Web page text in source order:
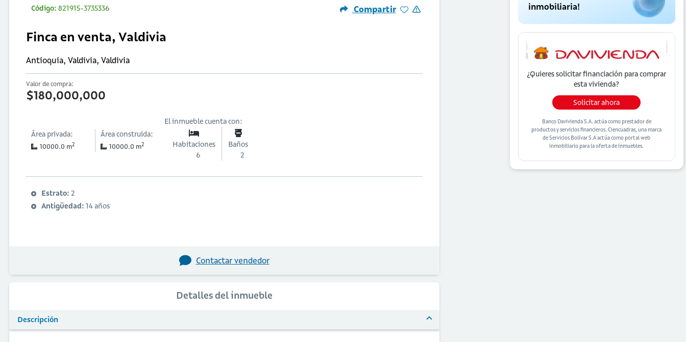
inmobiliaria!
¿Quieres solicitar financiación paracomprar
esta vivienda?
Solicitar ahora
Banco Davivienda S.A. actúa como prestador de
productos y servicios financieros. Ciencuadras, una marca
de Servicios Bolívar S.A actúa como portal web
inmobiliario para la oferta de inmuebles.
Código: 821915-3735336 Compartir
Finca en venta, Valdivia
Antioquia, Valdivia, Valdivia
Valor de compra:
$180,000,000
Área privada:
10000.0 m2
Área construida:
10000.0 m2
El inmueble cuenta con:
Habitaciones
6
Baños
2
Estrato: 2
Antigüedad: 14 años
Contactar vendedor
Detalles del inmueble
Descripción